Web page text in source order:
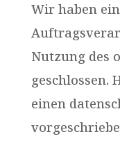
Wir haben
Nutzung des
geschlossen.
einen